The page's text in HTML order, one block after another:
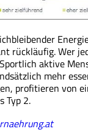
rückläufig. Wer
aktive
mehr
profitieren von
Typ 2.